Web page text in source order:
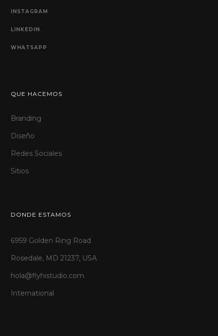
INSTAGRAM
LINKEDIN
WHATSAPP
QUE HACEMOS
Branding
Diseño
Redes Sociales
Sitios
DONDE ESTAMOS
6959 Golden Ring Road
Rosedale, MD 21237, USA
hola@flyhistudio.com
International